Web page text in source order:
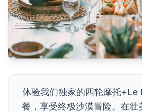
体验我们独家的四轮摩托+Le
餐，享受终极沙漠冒险。在壮